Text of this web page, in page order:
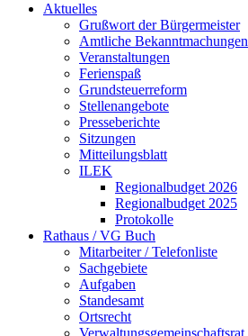
Aktuelles
Grußwort der Bürgermeister
Amtliche Bekanntmachungen
Veranstaltungen
Ferienspaß
Grundsteuerreform
Stellenangebote
Presseberichte
Sitzungen
Mitteilungsblatt
ILEK
Regionalbudget 2026
Regionalbudget 2025
Protokolle
Rathaus / VG Buch
Mitarbeiter / Telefonliste
Sachgebiete
Aufgaben
Standesamt
Ortsrecht
Verwaltungsgemeinschaftsrat